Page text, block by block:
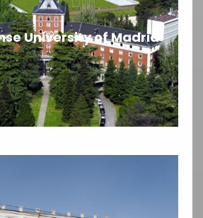
University of Madrid